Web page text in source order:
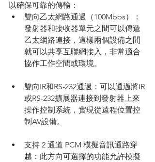
以確保可靠的傳輸：
雙向乙太網路通過（100Mbps）：
發射器和接收器單元之間可以傳遞
乙太網路連接，這樣兩個設備之間
就可以共享互聯網接入，非常適合
協作工作空間或環境。
雙向IR和RS-232通過：可以通過將IR
或RS-232擴展器連接到發射器上來
操作控制系統，實現從遠程位置控
制AV設備。
支持 2 通道 PCM 模擬音訊通路穿
越：此方向可選擇的功能允許模擬